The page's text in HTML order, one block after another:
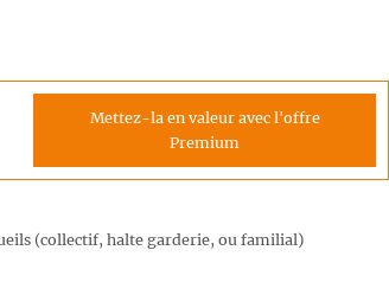
Mettez-la en valeur avec l'offre
Premium
(collectif, halte garderie, ou familial)